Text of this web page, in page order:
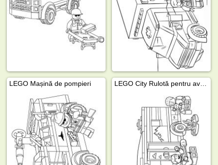
LEGO Mașină de pompieri